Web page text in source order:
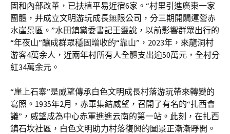
固和內部改革，已扶植平易近宿6家。“村里引進廣東一家
團體，并成立文明游玩成長無限公司，分三期開闢運營赤
水崖景區。”水田鎮黨委書記王靈說，以前影響群眾出行的
“年夜山”釀成群眾穩固增收的“靠山”，2023年，來龍洞村
游客4萬余人，近兩年村所有人全體支出逾50萬元，全村分
紅34萬余元。
“崖上石寨”是威望傳承白色文明成長村落游玩帶來轉變的
寫照。1935年2月，赤軍集結威望，召開了有名的“扎西會
議”，威望成為中心赤軍進進云南的第一站。此刻，在扎西
鎮石坎社區，白色文明助力村落復興的圖景正漸漸睜開。